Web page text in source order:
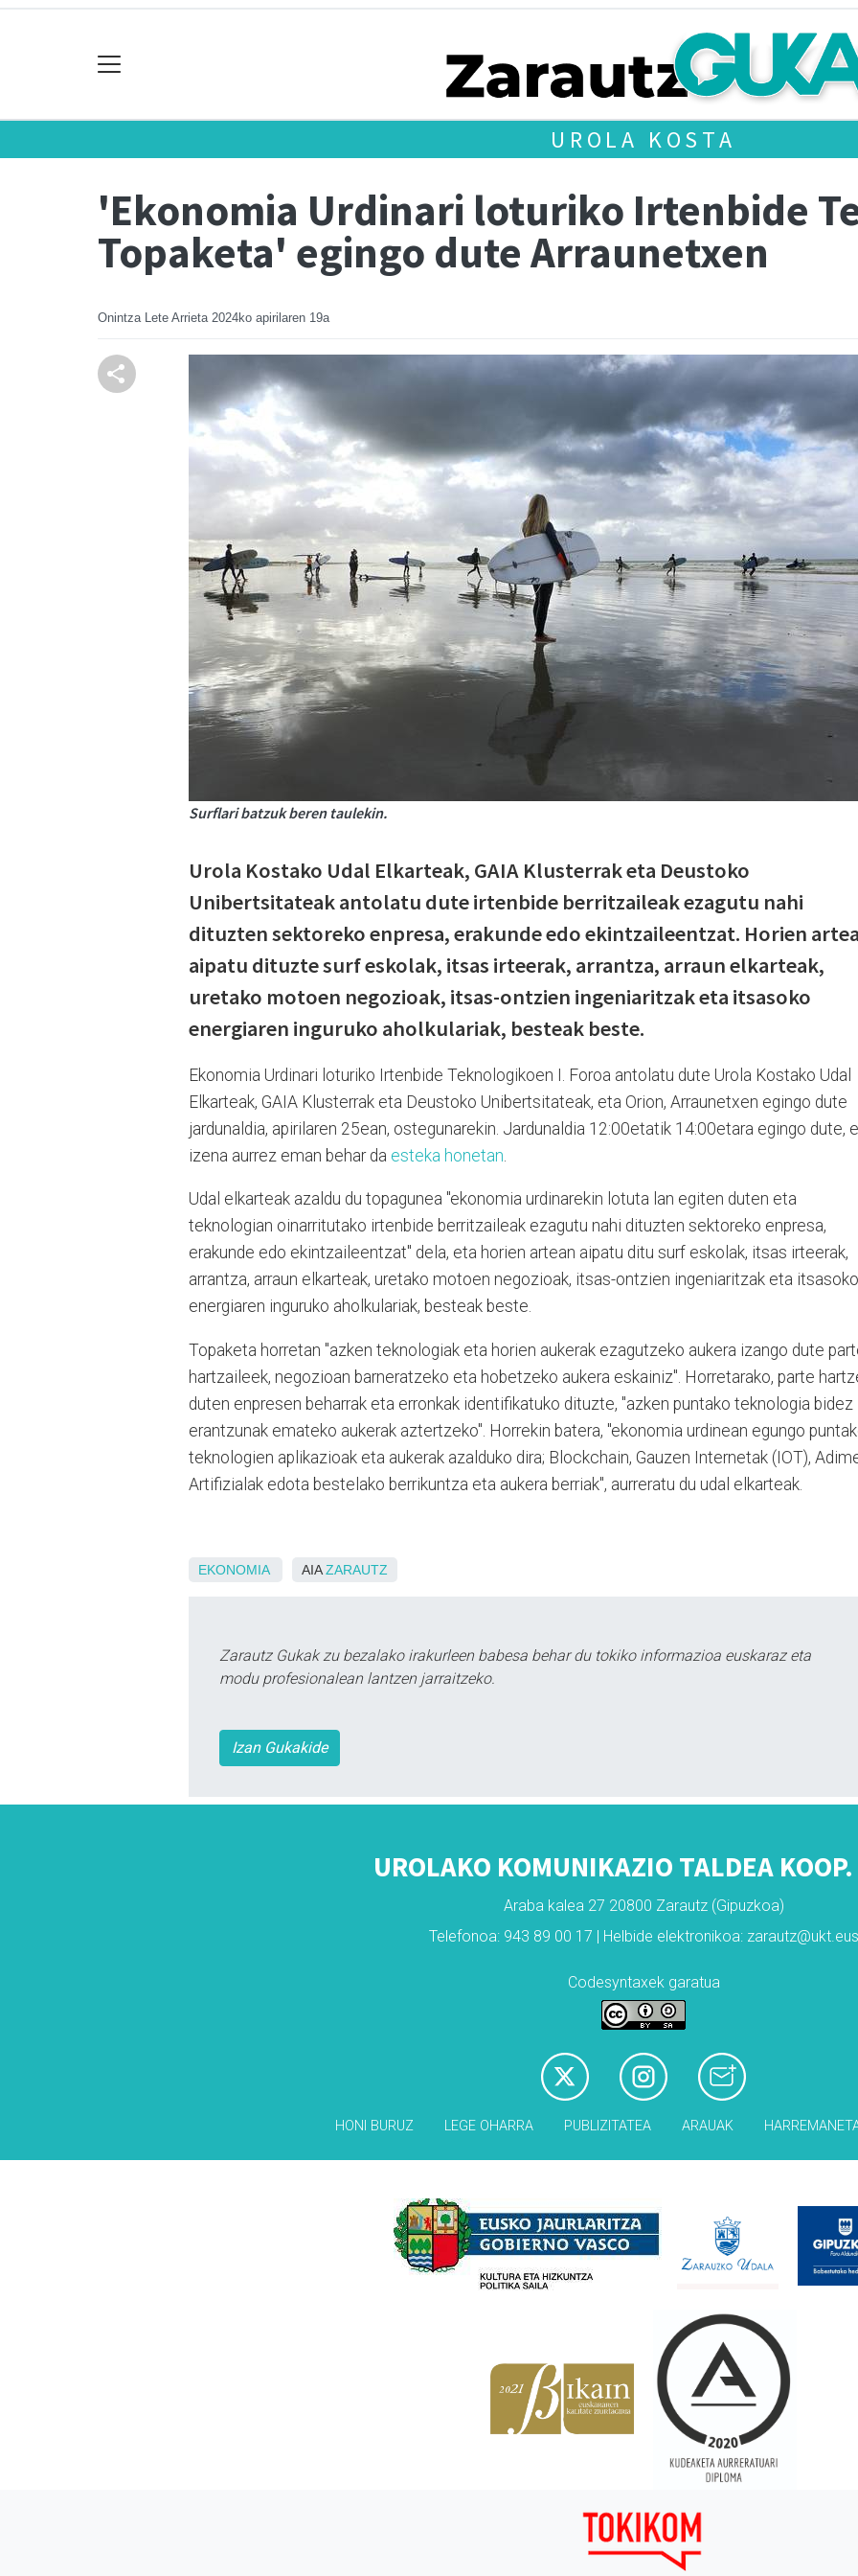
UROLA KOSTA
'Ekonomia Urdinari loturiko Irtenbide
Topaketa' egingo dute Arraunetxen
Onintza Lete Arrieta 2024ko apirilaren 19a
Surflari batzuk beren taulekin.
Urola Kostako Udal Elkarteak, GAIA Klusterrak eta Deustoko
Unibertsitateak antolatu dute irtenbide berritzaileak ezagutu nahi
dituzten sektoreko enpresa, erakunde edo ekintzaileentzat. Horien
aipatu dituzte surf eskolak, itsas irteerak, arrantza, arraun elkarteak,
uretako motoen negozioak, itsas-ontzien ingeniaritzak eta itsasoko
energiaren inguruko aholkulariak, besteak beste.
Ekonomia Urdinari loturiko Irtenbide Teknologikoen I. Foroa antolatu dute Urola Kostako Udal
Elkarteak, GAIA Klusterrak eta Deustoko Unibertsitateak, eta Orion, Arraunetxen egingo dute
jardunaldia, apirilaren 25ean, ostegunarekin. Jardunaldia 12:00etatik 14:00etara egingo dute,
izena aurrez eman behar da esteka honetan
Udal elkarteak azaldu du topagunea "ekonomia urdinarekin lotuta lan egiten duten eta
teknologian oinarritutako irtenbide berritzaileak ezagutu nahi dituzten sektoreko enpresa,
erakunde edo ekintzaileentzat" dela, eta horien artean aipatu ditu surf eskolak, itsas irteerak,
arrantza, arraun elkarteak, uretako motoen negozioak, itsas-ontzien ingeniaritzak eta itsasoko
energiaren inguruko aholkulariak, besteak beste.
Topaketa horretan "azken teknologiak eta horien aukerak ezagutzeko aukera izango dute
hartzaileek, negozioan barneratzeko eta hobetzeko aukera eskainiz". Horretarako, parte
duten enpresen beharrak eta erronkak identifikatuko dituzte, "azken puntako teknologia bidez
erantzunak emateko aukerak aztertzeko". Horrekin batera, "ekonomia urdinean egungo
teknologien aplikazioak eta aukerak azalduko dira; Blockchain, Gauzen Internetak (IOT),
Artifizialak edota bestelako berrikuntza eta aukera berriak", aurreratu du udal elkarteak.
EKONOMIA AIAZARAUTZ
Zarautz Gukak zu bezalako irakurleen babesa behar du tokiko informazioa euskaraz eta
modu profesionalean lantzen jarraitzeko.
Izan Gukakide
UROLAKO KOMUNIKAZIO TALDEA
Araba kalea 27 20800 Zarautz (Gipuzkoa)
Telefonoa: 943 89 00 17 | Helbide elektronikoa: zarautz@ukt.eus
Codesyntaxek garatua
HONI BURUZ LEGE OHARRA PUBLIZITATEA ARAUAK